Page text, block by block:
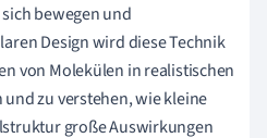
bewegen und
Design wird diese Technik
von Molekülen in realistischen
zu verstehen, wie kleine
große Auswirkungen